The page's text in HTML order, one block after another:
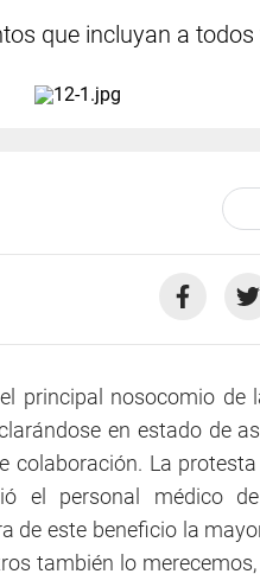
que incluyan a
principal nosocomio de
en estado de
colaboración. La
el personal médico
de este beneficio la
también lo